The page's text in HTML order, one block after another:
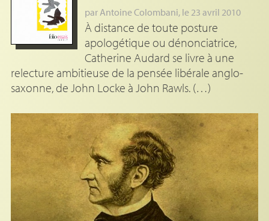
par Antoine Colombani, le 23 avril 2010
À distance de toute posture
apologétique ou dénonciatrice,
Catherine Audard se livre à une
relecture ambitieuse de la pensée libérale anglo-
saxonne, de John Locke à John Rawls. (…)